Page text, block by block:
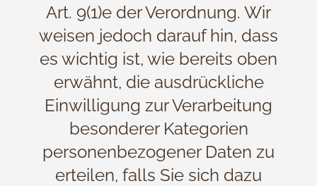
Art. 9(1)e der Verordnung. Wir
weisen jedoch darauf hin, dass
es wichtig ist, wie bereits oben
erwähnt, die ausdrückliche
Einwilligung zur Verarbeitung
besonderer Kategorien
personenbezogener Daten zu
erteilen, falls Sie sich dazu